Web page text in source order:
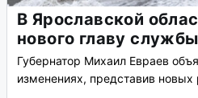
В Ярославской
нового главу
Губернатор Михаил Евраев
изменениях, представив новых